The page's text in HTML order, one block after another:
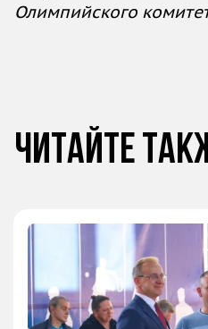
Олимпийского
Читайте